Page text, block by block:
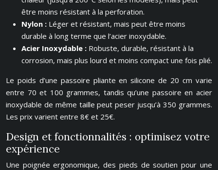
être moins résistant à la perforation.
Nylon : Léger et résistant, mais peut être moins
durable à long terme que l’acier inoxydable.
Acier Inoxydable : Robuste, durable, résistant à la
corrosion, mais plus lourd et moins compact une fois plié.
Le poids d’une passoire pliante en silicone de 20 cm varie
entre 70 et 100 grammes, tandis qu’une passoire en acier
inoxydable de même taille peut peser jusqu’à 350 grammes.
Les prix varient entre 8€ et 25€.
Design et fonctionnalités : optimisez votre
expérience
Une poignée ergonomique, des pieds de soutien pour une